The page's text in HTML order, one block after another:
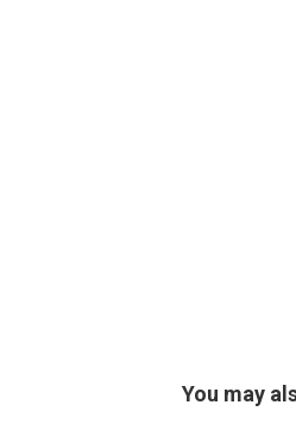
You may